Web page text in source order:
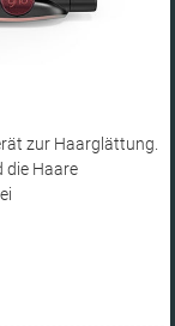
zur Haarglättung.
die Haare